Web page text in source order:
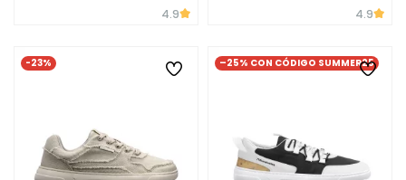
4.9 4.9
-23% –25% CON CÓDIGO SUMMER25